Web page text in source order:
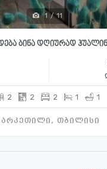
1 / 11
ბინა დღიურად
2 2 2 1 1
თბილისი